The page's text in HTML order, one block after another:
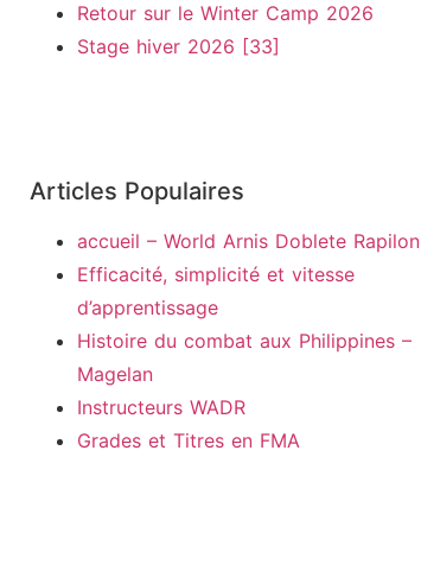
Retour sur le Winter Camp 2026
Stage hiver 2026 [33]
Articles Populaires
accueil – World Arnis Doblete Rapilon
Efficacité, simplicité et vitesse
d’apprentissage
Histoire du combat aux Philippines –
Magelan
Instructeurs WADR
Grades et Titres en FMA